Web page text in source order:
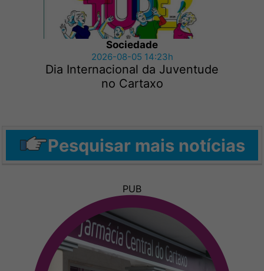
Sociedade
2026-08-05 14:23h
Dia Internacional da Juventude
no Cartaxo
Pesquisar mais notícias
PUB